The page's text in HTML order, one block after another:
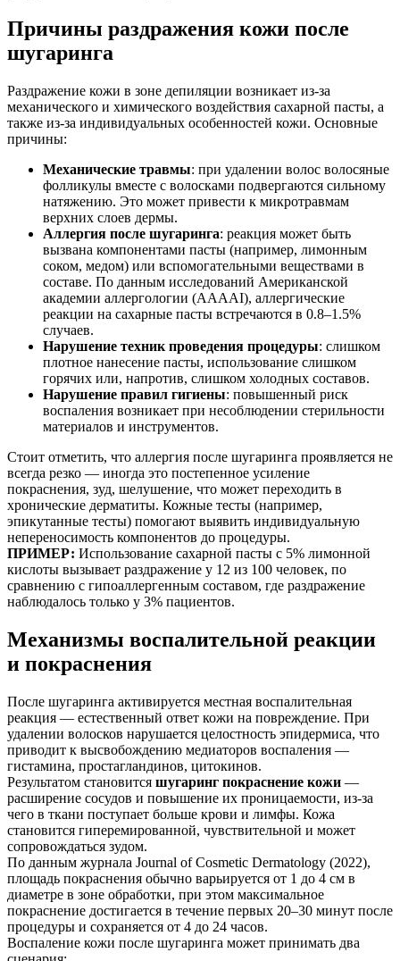
Причины раздражения кожи после
шугаринга
Раздражение кожи в зоне депиляции возникает из-за
механического и химического воздействия сахарной пасты, а
также из-за индивидуальных особенностей кожи. Основные
причины:
Механические травмы: при удалении волос волосяные
фолликулы вместе с волосками подвергаются сильному
натяжению. Это может привести к микротравмам
верхних слоев дермы.
Аллергия после шугаринга: реакция может быть
вызвана компонентами пасты (например, лимонным
соком, медом) или вспомогательными веществами в
составе. По данным исследований Американской
академии аллергологии (AAAAI), аллергические
реакции на сахарные пасты встречаются в 0.8–1.5%
случаев.
Нарушение техник проведения процедуры: слишком
плотное нанесение пасты, использование слишком
горячих или, напротив, слишком холодных составов.
Нарушение правил гигиены: повышенный риск
воспаления возникает при несоблюдении стерильности
материалов и инструментов.
Стоит отметить, что аллергия после шугаринга проявляется не
всегда резко — иногда это постепенное усиление
покраснения, зуд, шелушение, что может переходить в
хронические дерматиты. Кожные тесты (например,
эпикутанные тесты) помогают выявить индивидуальную
непереносимость компонентов до процедуры.
ПРИМЕР: Использование сахарной пасты с 5% лимонной
кислоты вызывает раздражение у 12 из 100 человек, по
сравнению с гипоаллергенным составом, где раздражение
наблюдалось только у 3% пациентов.
Механизмы воспалительной реакции
и покраснения
После шугаринга активируется местная воспалительная
реакция — естественный ответ кожи на повреждение. При
удалении волосков нарушается целостность эпидермиса, что
приводит к высвобождению медиаторов воспаления —
гистамина, простагландинов, цитокинов.
Результатом становится шугаринг покраснение кожи —
расширение сосудов и повышение их проницаемости, из-за
чего в ткани поступает больше крови и лимфы. Кожа
становится гиперемированной, чувствительной и может
сопровождаться зудом.
По данным журнала Journal of Cosmetic Dermatology (2022),
площадь покраснения обычно варьируется от 1 до 4 см в
диаметре в зоне обработки, при этом максимальное
покраснение достигается в течение первых 20–30 минут после
процедуры и сохраняется от 4 до 24 часов.
Воспаление кожи после шугаринга может принимать два